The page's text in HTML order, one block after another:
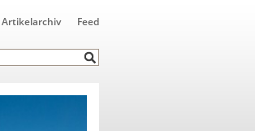
Artikelarchiv Feed